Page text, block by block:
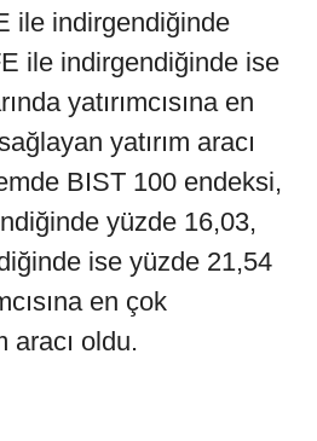
ile indirgendiğinde
ile indirgendiğinde ise
yatırımcısına en
yatırım aracı
BIST 100 endeksi,
yüzde 16,03,
ise yüzde 21,54
en çok
aracı oldu.